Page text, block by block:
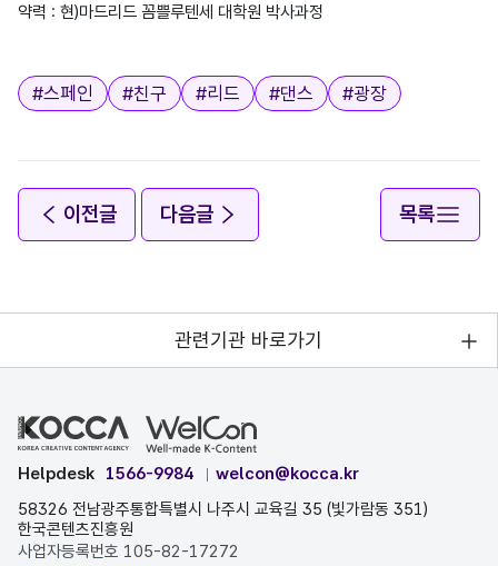
약력 : 현)마드리드 꼼쁠루텐세 대학원 박사과정
태그
#스페인 #친구 #리드 #댄스 #광장
이전글 다음글 목록
관련기관 바로가기
Helpdesk 1566-9984
welcon@kocca.kr
58326 전남광주통합특별시 나주시 교육길 35 (빛가람동 351)
한국콘텐츠진흥원
사업자등록번호 105-82-17272